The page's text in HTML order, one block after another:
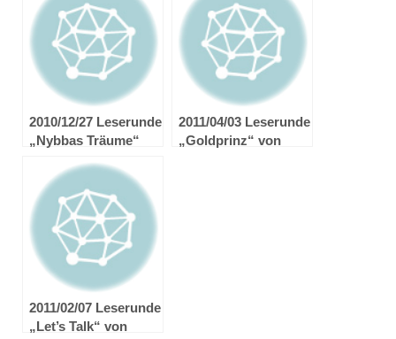
2010/12/27 Leserunde
„Nybbas Träume“
2011/04/03 Leserunde
„Goldprinz“ von
2011/02/07 Leserunde
„Let’s Talk“ von